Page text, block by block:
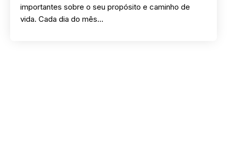
importantes sobre o seu propósito e caminho de
vida. Cada dia do mês…